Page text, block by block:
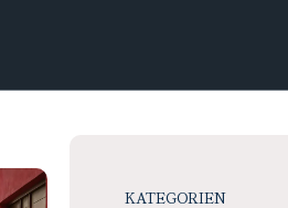
KATEGORIEN